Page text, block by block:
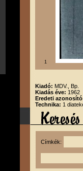
1
Kiadó: MDV., Bp.
Kiadás éve: 1962
Eredeti
Technika: 1
Címkék: